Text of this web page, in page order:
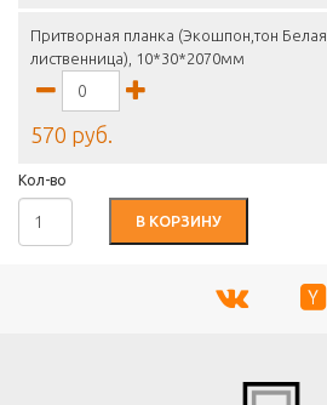
Притворная планка (Экошпон,тон Белая
лиственница), 10*30*2070мм
570 руб.
Кол-во
В КОРЗИНУ